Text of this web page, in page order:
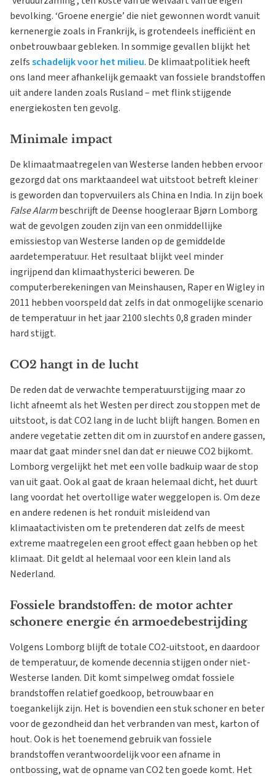
bevolking. ‘Groene energie’ die niet gewonnen wordt vanuit
kernenergie zoals in Frankrijk, is grotendeels inefficiënt en
onbetrouwbaar gebleken. In sommige gevallen blijkt het
zelfsschadelijk voor het milieu. De klimaatpolitiek heeft
ons land meer afhankelijk gemaakt van fossiele brandstoffen
uit andere landen zoals Rusland – met flink stijgende
energiekosten ten gevolg.
Minimale impact
De klimaatmaatregelen van Westerse landen hebben ervoor
gezorgd dat ons marktaandeel wat uitstoot betreft kleiner
is geworden dan topvervuilers als China en India. In zijn boek
False Alarmbeschrijft de Deense hoogleraar Bjørn Lomborg
wat de gevolgen zouden zijn van een onmiddellijke
emissiestop van Westerse landen op de gemiddelde
aardetemperatuur. Het resultaat blijkt veel minder
ingrijpend dan klimaathysterici beweren. De
computerberekeningen van Meinshausen, Raper en Wigley in
2011 hebben voorspeld dat zelfs in dat onmogelijke scenario
de temperatuur in het jaar 2100 slechts 0,8 graden minder
hard stijgt.
CO2 hangt in de lucht
De reden dat de verwachte temperatuurstijging maar zo
licht afneemt als het Westen per direct zou stoppen met de
uitstoot, is dat CO2 lang in de lucht blijft hangen. Bomen en
andere vegetatie zetten dit om in zuurstof en andere gassen,
maar dat gaat minder snel dan dat er nieuwe CO2 bijkomt.
Lomborg vergelijkt het met een volle badkuip waar de stop
van uit gaat. Ook al gaat de kraan helemaal dicht, het duurt
lang voordat het overtollige water weggelopen is. Om deze
en andere redenen is het ronduit misleidend van
klimaatactivisten om te pretenderen dat zelfs de meest
extreme maatregelen een groot effect gaan hebben op het
klimaat. Dit geldt al helemaal voor een klein land als
Nederland.
Fossiele brandstoffen: de motor achter
schonere energie én armoedebestrijding
Volgens Lomborg blijft de totale CO2-uitstoot, en daardoor
de temperatuur, de komende decennia stijgen onder niet-
Westerse landen. Dit komt simpelweg omdat fossiele
brandstoffen relatief goedkoop, betrouwbaar en
toegankelijk zijn. Het is bovendien een stuk schoner en beter
voor de gezondheid dan het verbranden van mest, karton of
hout. Ook is het toenemend gebruik van fossiele
brandstoffen verantwoordelijk voor een afname in
ontbossing, wat de opname van CO2 ten goede komt. Het